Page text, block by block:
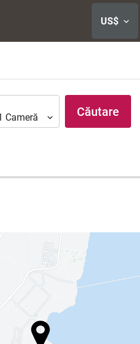
US$
Cameră Căutare